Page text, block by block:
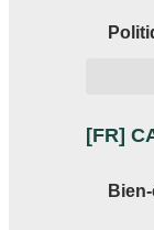
[FR]